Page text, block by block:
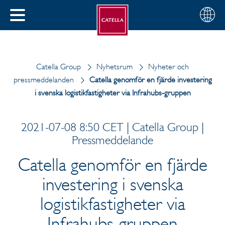
STÄNG
Välj
din
Svenska
Catella Group Nyhetsrum
Nyheter och
pressmeddelanden
Catella genomför en fjärde investering
i svenska logistikfastigheter via Infrahubs-gruppen
2021-07-08 8:50 CET | Catella Group |
Pressmeddelande
Catella genomför en fjärde
investering i svenska
logistikfastigheter via